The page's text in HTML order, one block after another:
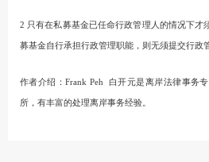
2 只有在私募基金已任命行政管理人的情况下才
募基金自行承担行政管理职能，则无须提交行政
作者介绍：Frank Peh 白开元是离岸法律事务
所，有丰富的处理离岸事务经验。